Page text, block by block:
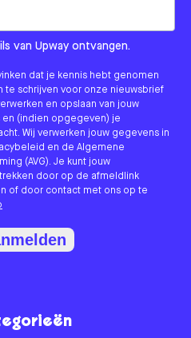
us?
van Upway ontvangen.
dat je kennis hebt genomen
te schrijven voor onze nieuwsbrief
en opslaan van jouw
(indien opgegeven) je
Wij verwerken jouw gegevens in
en de Algemene
(AVG). Je kunt jouw
door op de afmeldlink
of door contact met ons op te